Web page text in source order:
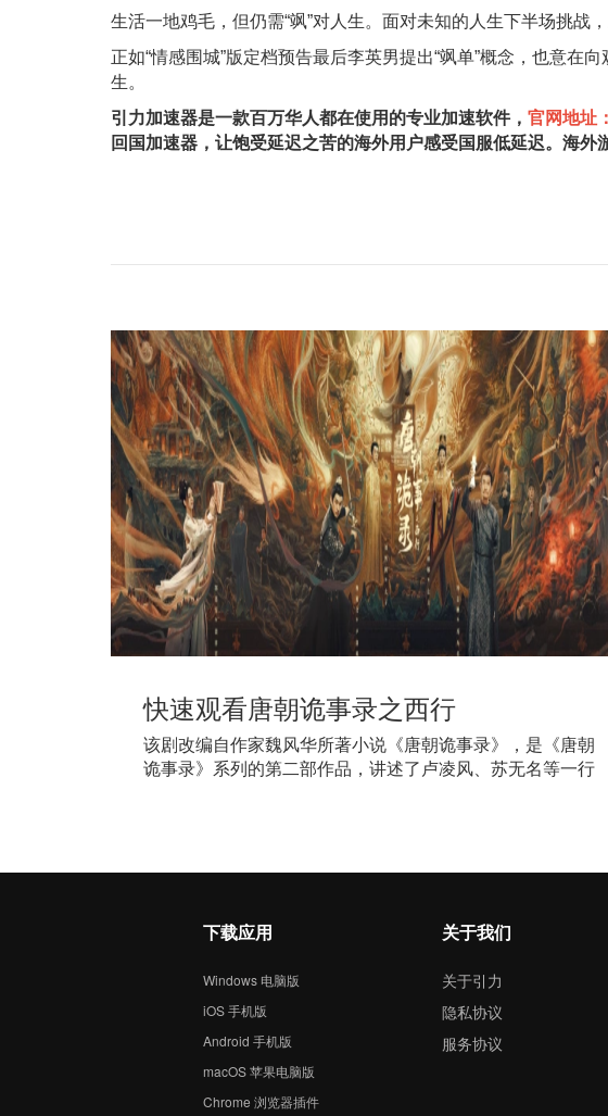
生活一地鸡毛，但仍需“飒”对人生。面对未知的人生下半场挑战
正如“情感围城”版定档预告最后李英男提出“飒单”概念，也意在
生。
引力加速器是⼀款百万华⼈都在使⽤的专业加速软件， 官网地址
回国加速器，让饱受延迟之苦的海外用户感受国服低延迟。海
快速观看唐朝诡事录之西行
该剧改编自作家魏风华所著小说《唐朝诡事录》，是《唐朝
诡事录》系列的第二部作品，讲述了卢凌风、苏无名等一行
下载应用
Windows 电脑版
iOS 手机版
Android 手机版
macOS 苹果电脑版
Chrome 浏览器插件
关于我们
关于引力
隐私协议
服务协议